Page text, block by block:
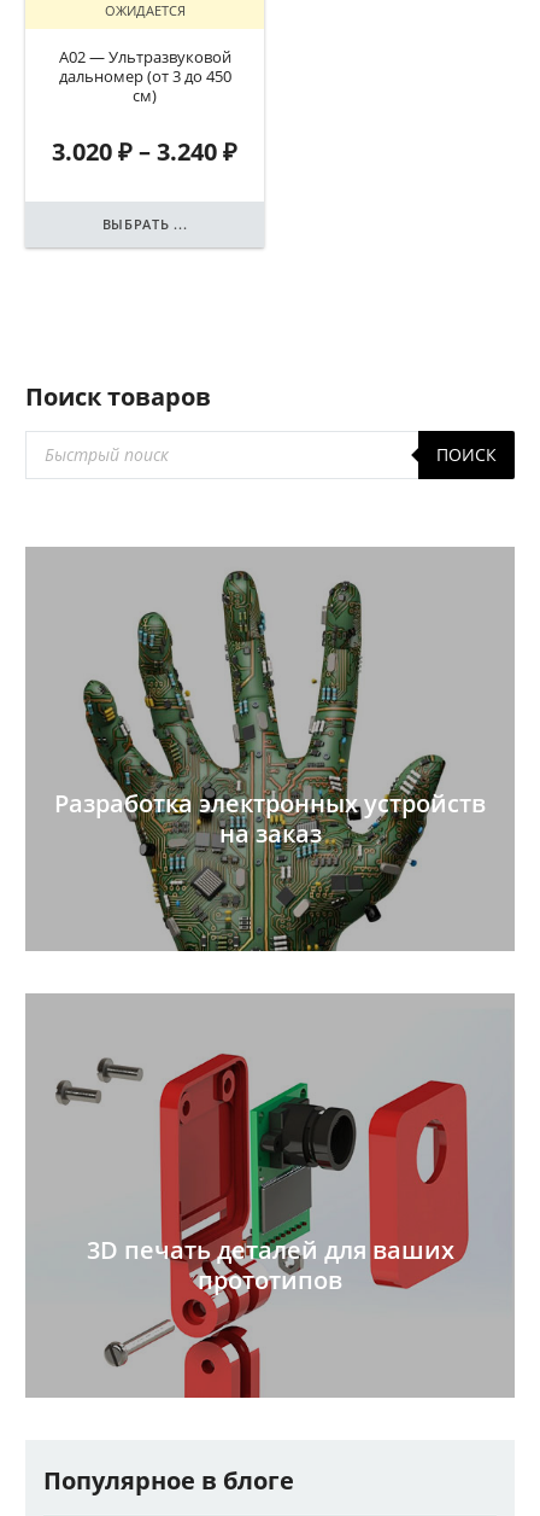
ОЖИДАЕТСЯ
A02 — Ультразвуковой
дальномер (от 3 до 450
см)
3.020₽–3.240₽
ВЫБРАТЬ ...
Поиск товаров
Поиск
товаров
ПОИСК
Разработка электронных устройств
на заказ
3D печать деталей для ваших
прототипов
Популярное в блоге